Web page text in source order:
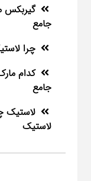
گیربکس
جامع
چرا
کدام
جامع
لاستیک
لاستیک